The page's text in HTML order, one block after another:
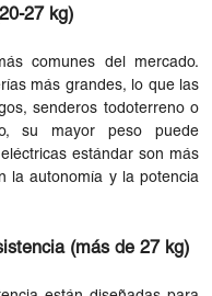
27 kg)
comunes del mercado.
más grandes, lo que las
senderos todoterreno o
su mayor peso puede
estándar son más
la autonomía y la potencia
(más de 27 kg)